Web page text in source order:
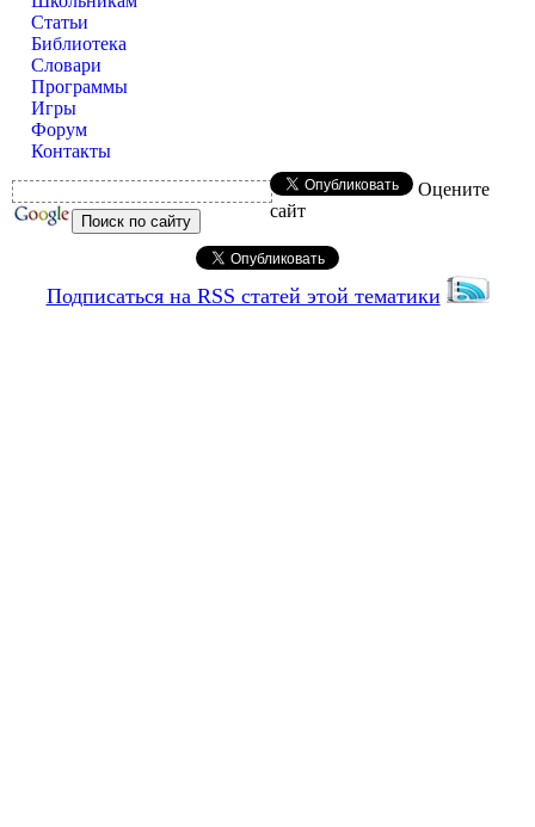
Статьи
Библиотека
Словари
Программы
Игры
Форум
Контакты
Оцените
сайт
Подписаться на RSS статей этой тематики